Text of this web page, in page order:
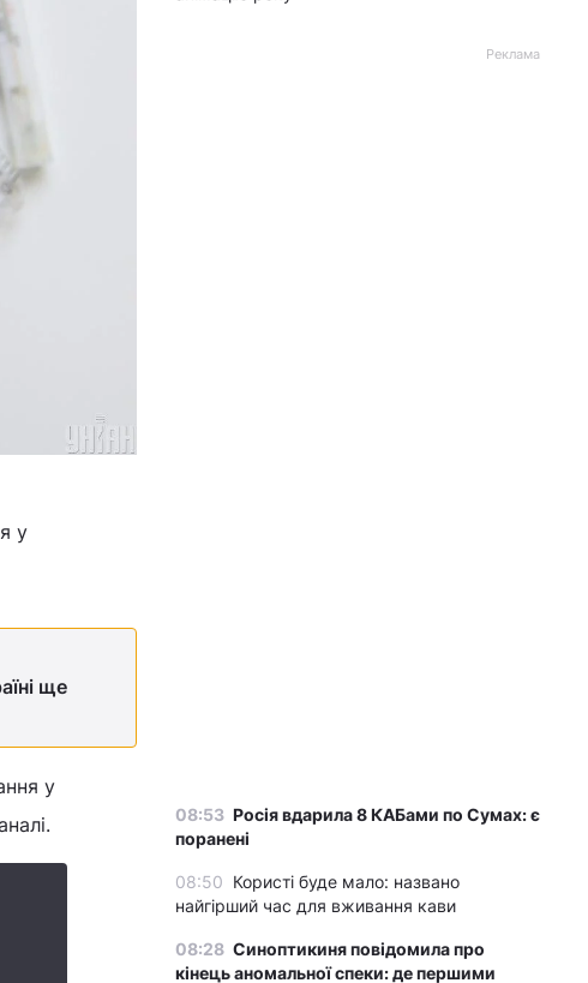
у
ще
у
Реклама
08:53 Росія вдарила 8 КАБами по Сумах: є
поранені
08:50 Користі буде мало: названо
найгірший час для вживання кави
08:28 Синоптикиня повідомила про
кінець аномальної спеки: де першими